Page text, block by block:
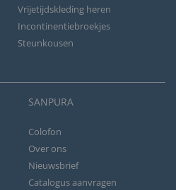
Vrijetijdskleding heren
Incontinentiebroekjes
Steunkousen
SANPURA
Colofon
Over ons
Nieuwsbrief
Catalogus aanvragen